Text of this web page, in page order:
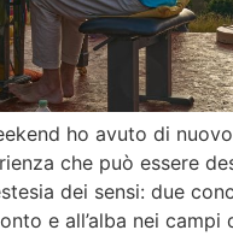
ho avuto di
che può essere
dei sensi: due
e all’alba nei campi